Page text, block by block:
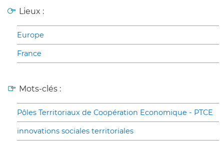
Lieux :
Europe
France
Mots-clés :
Pôles Territoriaux de Coopération Economique - PTCE
innovations sociales territoriales